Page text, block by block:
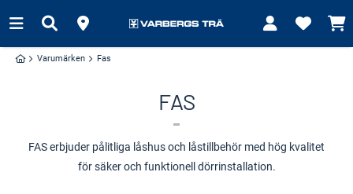
Varumärken Fas
FAS
FAS erbjuder pålitliga låshus och låstillbehör med hög kvalitet
för säker och funktionell dörrinstallation.